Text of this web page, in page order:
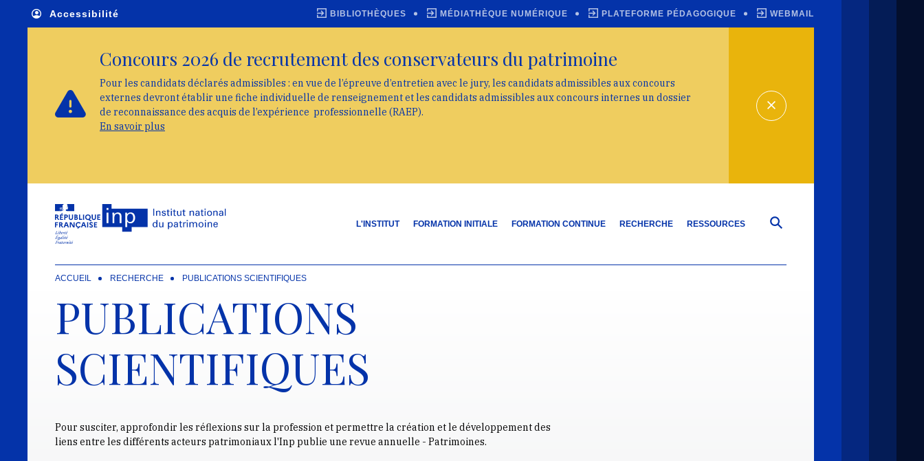
L'INSTITUT FORMATION INITIALE FORMATION CONTINUE RECHERCHE RESSOURCES
Accessibilité BIBLIOTHÈQUES MÉDIATHÈQUE NUMÉRIQUE PLATEFORME PÉDAGOGIQUE WEBMAIL
Concours 2026 de recrutement des conservateurs du patrimoine
Pour les candidats déclarés admissibles : en vue de l’épreuve d’entretien avec le jury, les candidats admissibles aux concours
externes devront établir une fiche individuelle de renseignement et les candidats admissibles aux concours internes un dossier
de reconnaissance des acquis de l’expérience professionnelle (RAEP).
En savoir plus
ACCUEIL RECHERCHE PUBLICATIONS SCIENTIFIQUES
PUBLICATIONS
SCIENTIFIQUES
Pour susciter, approfondir les réflexions sur la profession et permettre la création et le développement des
liens entre les différents acteurs patrimoniaux l'Inp publie une revue annuelle - Patrimoines.